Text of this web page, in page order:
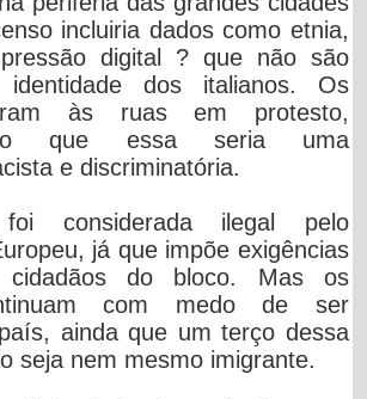
incluiria dados como etnia,
digital ? que não são
dos italianos. Os
às ruas em protesto,
que essa seria uma
e discriminatória.
considerada ilegal pelo
já que impõe exigências
cidadãos do bloco. Mas os
com medo de ser
ainda que um terço dessa
seja nem mesmo imigrante.